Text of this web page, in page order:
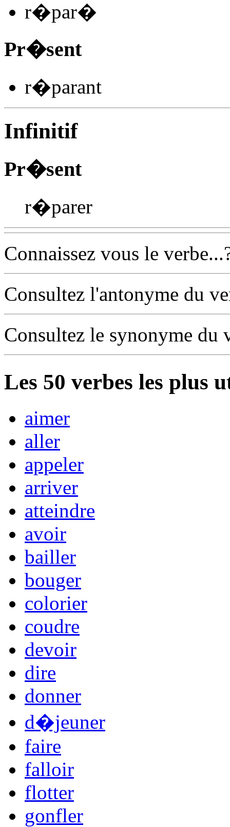
r�par�
Pr�sent
r�parant
Infinitif
Pr�sent
r�parer
Connaissez vous le
Consultez l'antonyme du
Consultez le synonyme du
Les 50 verbes les plus
aimer
aller
appeler
arriver
atteindre
avoir
bailler
bouger
colorier
coudre
devoir
dire
donner
d�jeuner
faire
falloir
flotter
gonfler